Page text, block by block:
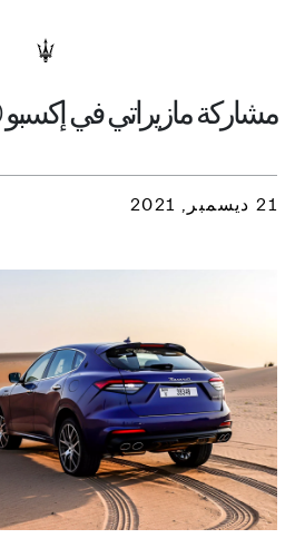
مشاركة مازيراتي في إكسبو 2020 دبي
21 ديسمبر, 2021